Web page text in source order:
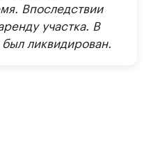
Впоследствии
участка. В
ликвидирован.